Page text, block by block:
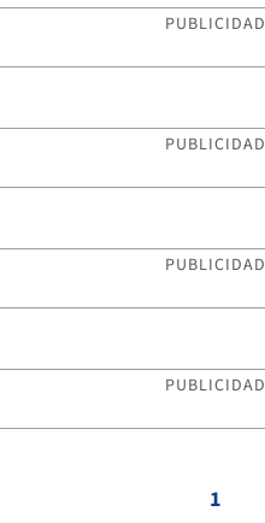
PUBLICIDAD
PUBLICIDAD
PUBLICIDAD
PUBLICIDAD
1